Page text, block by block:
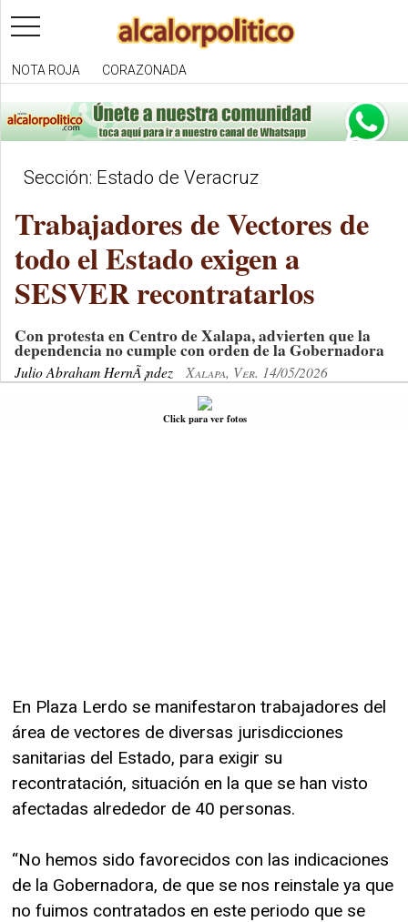
toggle
navigation
NOTA ROJA CORAZONADA
Sección: Estado de Veracruz
Trabajadores de Vectores de
todo el Estado exigen a
SESVER recontratarlos
Con protesta en Centro de Xalapa, advierten que la
dependencia no cumple con orden de la Gobernadora
Julio Abraham HernÃ¡ndez Xalapa, Ver. 14/05/2026
Click para ver fotos
En Plaza Lerdo se manifestaron trabajadores del
área de vectores de diversas jurisdicciones
sanitarias del Estado, para exigir su
recontratación, situación en la que se han visto
afectadas alrededor de 40 personas.
“No hemos sido favorecidos con las indicaciones
de la Gobernadora, de que se nos reinstale ya que
no fuimos contratados en este periodo que se